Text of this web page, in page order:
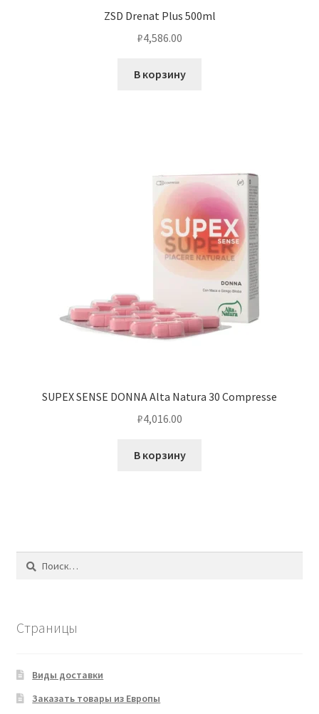
ZSD Drenat Plus 500ml
₽4,586.00
В корзину
SUPEX SENSE DONNA Alta Natura 30 Compresse
₽4,016.00
В корзину
Найти:
Страницы
Виды доставки
Заказать товары из Европы